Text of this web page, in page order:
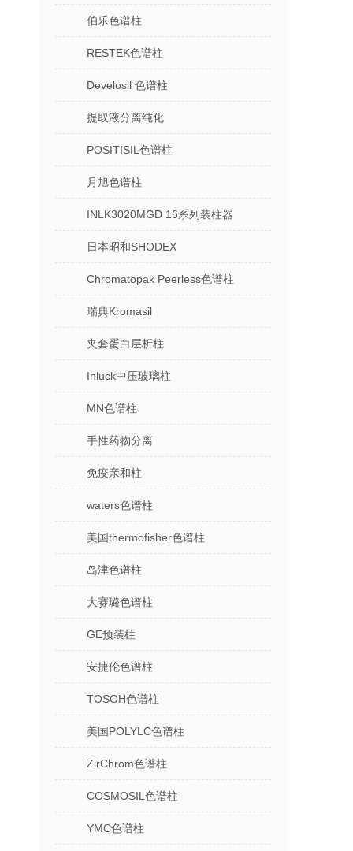
伯乐色谱柱
RESTEK色谱柱
Develosil 色谱柱
提取液分离纯化
POSITISIL色谱柱
月旭色谱柱
INLK3020MGD 16系列装柱器
日本昭和SHODEX
Chromatopak Peerless色谱柱
瑞典Kromasil
夹套蛋白层析柱
Inluck中压玻璃柱
MN色谱柱
手性药物分离
免疫亲和柱
waters色谱柱
美国thermofisher色谱柱
岛津色谱柱
大赛璐色谱柱
GE预装柱
安捷伦色谱柱
TOSOH色谱柱
美国POLYLC色谱柱
ZirChrom色谱柱
COSMOSIL色谱柱
YMC色谱柱